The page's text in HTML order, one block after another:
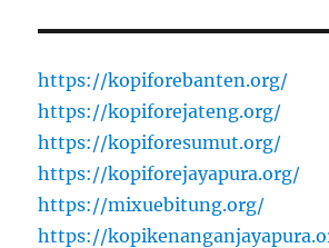
https://kopiforebanten.org/
https://kopiforejateng.org/
https://kopiforesumut.org/
https://kopiforejayapura.org/
https://mixuebitung.org/
https://